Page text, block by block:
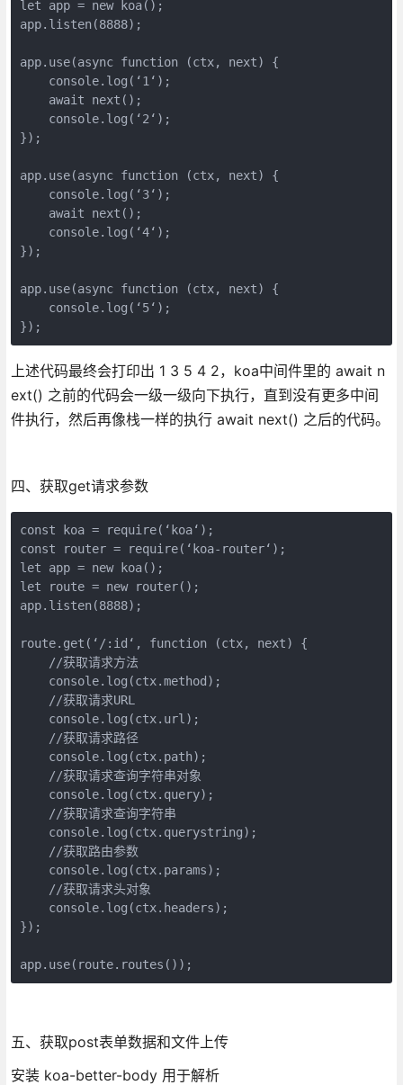
let app = new koa();
app.listen(8888);
app.use(async function (ctx, next) {
    console.log(‘1‘);
    await next();
    console.log(‘2‘);
});
app.use(async function (ctx, next) {
    console.log(‘3‘);
    await next();
    console.log(‘4‘);
});
app.use(async function (ctx, next) {
    console.log(‘5‘);
上述代码最终会打印出 1 3 5 4 2，koa中间件里的 await n
ext() 之前的代码会一级一级向下执行，直到没有更多中间
件执行，然后再像栈一样的执行 await next() 之后的代码。
四、获取get请求参数
const koa = require(‘koa‘);
const router = require(‘koa-router‘);
let app = new koa();
let route = new router();
app.listen(8888);
route.get(‘/:id‘, function (ctx, next) {
    //获取请求方法
    console.log(ctx.method);
    //获取请求URL
    console.log(ctx.url);
    //获取请求路径
    console.log(ctx.path);
    //获取请求查询字符串对象
    console.log(ctx.query);
    //获取请求查询字符串
    console.log(ctx.querystring);
    //获取路由参数
    console.log(ctx.params);
    //获取请求头对象
    console.log(ctx.headers);
});
五、获取post表单数据和文件上传
安装 koa-better-body 用于解析